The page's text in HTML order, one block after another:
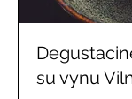
su vynu